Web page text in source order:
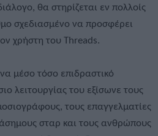
θα στηρίζεται εν πολλοίς
σχεδιασμένο να προσφέρει
χρήστη του Threads.
μέσο τόσο επιδραστικό
λειτουργίας του εξίσωνε τους
τους επαγγελματίες
σταρ και τους ανθρώπους